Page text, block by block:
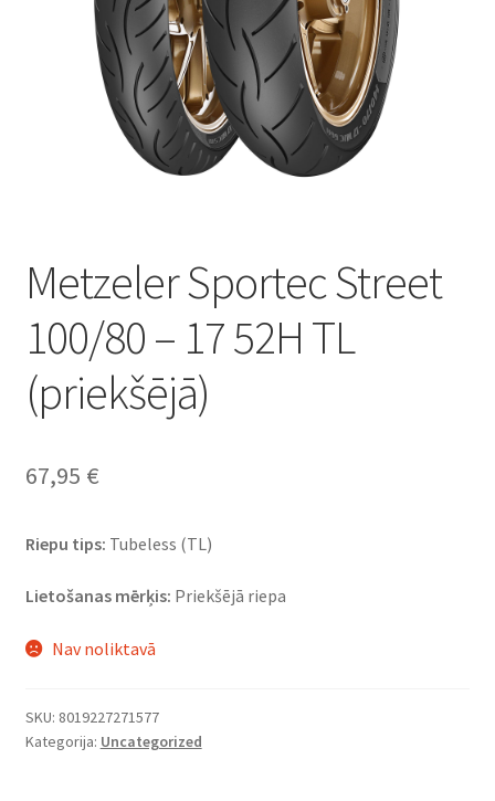
Metzeler Sportec Street
100/80 – 17 52H TL
(priekšējā)
67,95 €
Riepu tips: Tubeless (TL)
Lietošanas mērķis: Priekšējā riepa
Nav noliktavā
SKU: 8019227271577
Kategorija: Uncategorized